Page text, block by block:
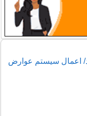
اعمال سیستم عوارض